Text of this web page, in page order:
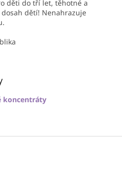
děti do tří let, těhotné a
dětí! Nenahrazuje
koncentráty